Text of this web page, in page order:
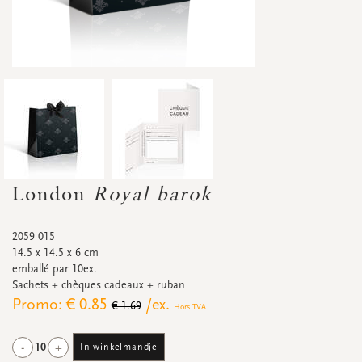
Regardez toutes
Accessoires
Regardez toutes
Regardez toutes
Regardez toutes
Regardez toutes
Regardez toutes
CARTES DE RENDEZ-VOUS
Cartes de rendez-vous
Regardez toutes
Promos&super promos
Regardez toutes
ÉTIQUETTES
London Royal barok
2059 015
14.5 x 14.5 x 6 cm
emballé par 10ex.
Sachets + chèques cadeaux + ruban
Promo: € 0.85€ 1.69 /ex. Hors TVA
- 10 + In winkelmandje